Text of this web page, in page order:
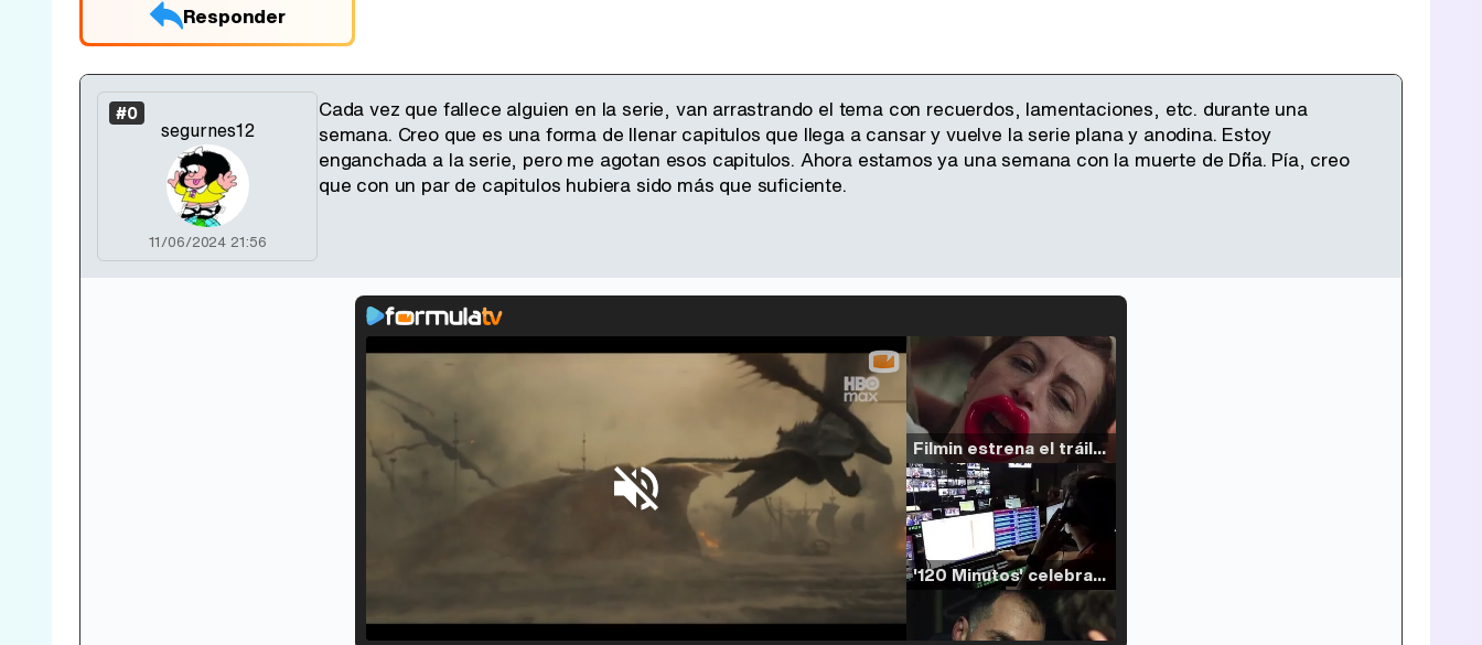
Responder
#0
segurnes12
11/06/2024 21:56
Cada vez que fallece alguien en la serie, van arrastrando el tema con recuerdos, lamentaciones, etc. durante una
semana. Creo que es una forma de llenar capitulos que llega a cansar y vuelve la serie plana y anodina. Estoy
enganchada a la serie, pero me agotan esos capitulos. Ahora estamos ya una semana con la muerte de Dña. Pía, creo
que con un par de capitulos hubiera sido más que suficiente.
Unmute /
Filmin estrena el tráiler de 'Millennial Mal', su nueva comedia universitaria de la mano de Lorena Iglesias
'120 Minutos' celebra sus 2.000 programas en Telemadrid con un vídeo del día a día en la redacción